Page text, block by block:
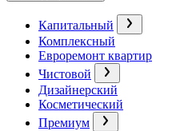
Капитальный
Комплексный
Евроремонт квартир
Чистовой
Дизайнерский
Косметический
Премиум